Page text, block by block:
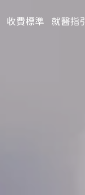
收費標準 就醫指引